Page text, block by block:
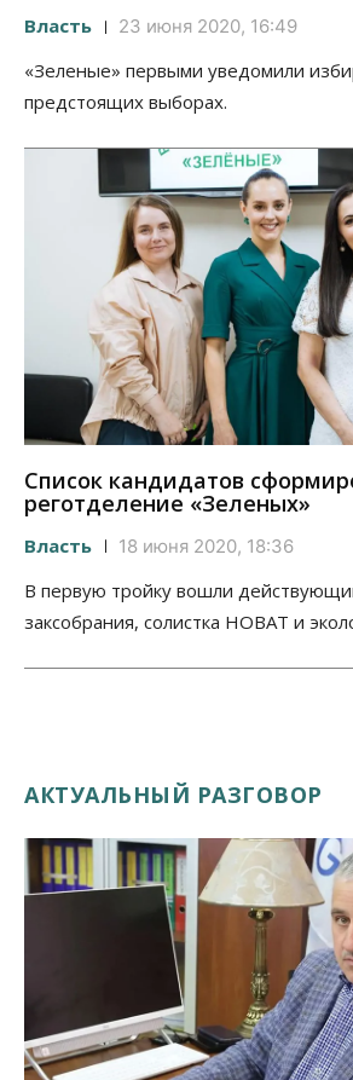
Власть 23 июня 2020, 16:49
«Зеленые» первыми уведомили
предстоящих выборах.
Список кандидатов
реготделение «Зеленых»
Власть 18 июня 2020, 18:36
В первую тройку вошли
заксобрания, солистка НОВАТ и
АКТУАЛЬНЫЙ РАЗГОВОР